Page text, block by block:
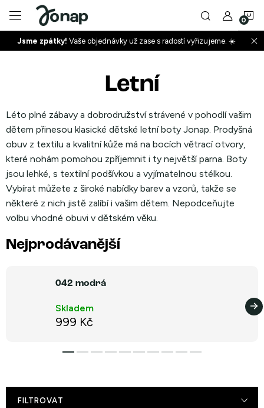
obsah
+
Jsme zpátky! Vaše objednávky už zase s radostí vyřizujeme. ☀️
Letní
Léto plné zábavy a dobrodružství strávené v pohodlí vašim
dětem přinesou klasické dětské letní boty Jonap. Prodyšná
obuv z textilu a kvalitní kůže má na bocích větrací otvory,
které nohám pomohou zpříjemnit i ty největší parna. Boty
jsou lehké, s textilní podšívkou a vyjímatelnou stélkou.
Vybírat můžete z široké nabídky barev a vzorů, takže se
některé z nich jistě zalíbí i vašim dětem. Nepodceňujte
volbu vhodné obuvi v dětském věku.
Nejprodávanější
042 modrá
Skladem
999 Kč
FILTROVAT